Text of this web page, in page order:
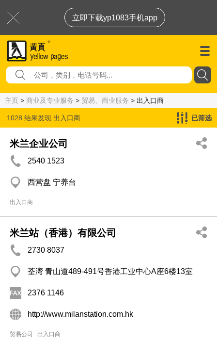
立即下载yp1083手机app
主页 > 商业及专业服务 > 贸易、商业服务 > 出入口商
1028 结果发现 出入口商 已筛选
米兰企业公司
2540 1523
西营盘 宁养台
出入口商
米兰站（香港）有限公司
2730 8037
荃湾 青山道489-491号香港工业中心A座6楼13室
2376 1146
http://www.milanstation.com.hk
贸易公司 出入口商